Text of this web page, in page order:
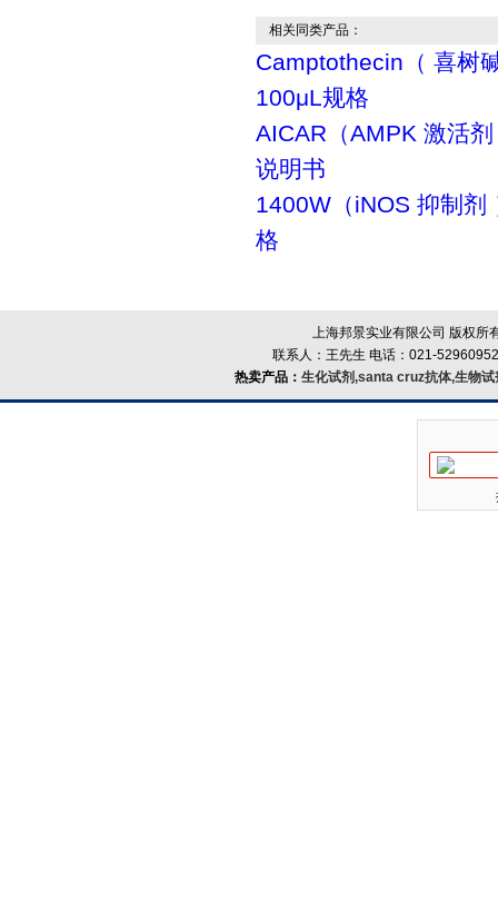
相关同类产品：
Camptothecin（ 喜树
100μL规格
AICAR（AMPK 激活
说明书
1400W（iNOS 抑制剂
格
上海邦景实业有限公司 版权所
联系人：王先生 电话：021-
热卖产品： 生化试剂,santa cruz抗体,生物